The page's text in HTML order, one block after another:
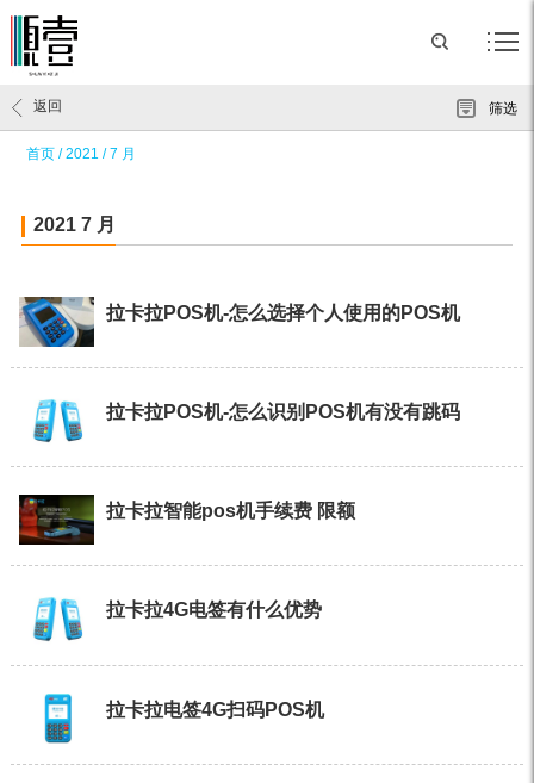
首页 /2021 /7 月
返回 筛选
2021 7 月
拉卡拉POS机-怎么选择个人使用的POS机
拉卡拉POS机-怎么识别POS机有没有跳码
拉卡拉智能pos机手续费 限额
拉卡拉4G电签有什么优势
拉卡拉电签4G扫码POS机